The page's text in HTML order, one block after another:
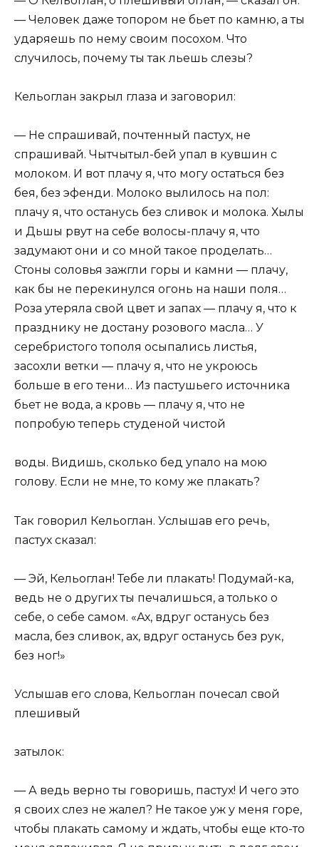
— Человек даже топором не бьет по камню, а ты
ударяешь по нему своим посохом. Что
случилось, почему ты так льешь слезы?
Кельоглан закрыл глаза и заговорил:
— Не спрашивай, почтенный пастух, не
спрашивай. Чытчытыл-бей упал в кувшин с
молоком. И вот плачу я, что могу остаться без
бея, без эфенди. Молоко вылилось на пол:
плачу я, что останусь без сливок и молока. Хылы
и Дьшы рвут на себе волосы-плачу я, что
задумают они и со мной такое проделать…
Стоны соловья зажгли горы и камни — плачу,
как бы не перекинулся огонь на наши поля…
Роза утеряла свой цвет и запах — плачу я, что к
празднику не достану розового масла… У
серебристого тополя осыпались листья,
засохли ветки — плачу я, что не укроюсь
больше в его тени… Из пастушьего источника
бьет не вода, а кровь — плачу я, что не
попробую теперь студеной чистой
воды. Видишь, сколько бед упало на мою
голову. Если не мне, то кому же плакать?
Так говорил Кельоглан. Услышав его речь,
пастух сказал:
— Эй, Кельоглан! Тебе ли плакать! Подумай-ка,
ведь не о других ты печалишься, а только о
себе, о себе самом. «Ах, вдруг останусь без
масла, без сливок, ах, вдруг останусь без рук,
без ног!»
Услышав его слова, Кельоглан почесал свой
плешивый
затылок:
— А ведь верно ты говоришь, пастух! И чего это
я своих слез не жалел? Не такое уж у меня горе,
чтобы плакать самому и ждать, чтобы еще кто-то